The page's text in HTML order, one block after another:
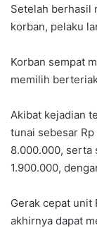
Setelah berhasil
korban, pelaku
Korban sempat
memilih
Akibat kejadian
tunai sebesar
8.000.000, serta
1.900.000,
Gerak cepat unit
akhirnya dapat